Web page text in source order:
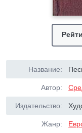
Название:
Автор:
Издательство:
Жанр: